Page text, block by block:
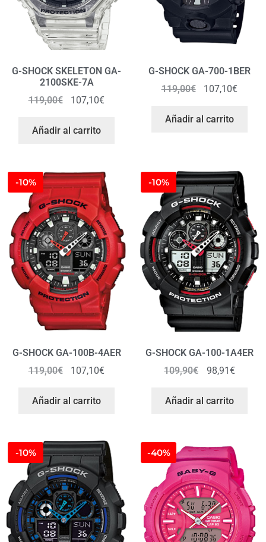
G-SHOCK SKELETON GA-
2100SKE-7A
119,00€ 107,10€
Añadir al carrito
G-SHOCK GA-700-1BER
119,00€ 107,10€
Añadir al carrito
-10%
G-SHOCK GA-100B-4AER
119,00€ 107,10€
Añadir al carrito
-10%
G-SHOCK GA-100-1A4ER
109,90€ 98,91 €
Añadir al carrito
-10% -40%